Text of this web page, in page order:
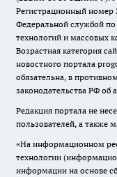
Регистрационный номер
Федеральной службой
технологий и массовых
Возрастная категория
новостного портала
обязательна, в
законодательства РФ об
Редакция портала не
пользователей, а также
«На информационном
технологии
информации на основе